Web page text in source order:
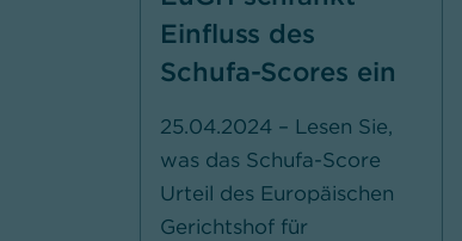
Einfluss des
Schufa-Scores ein
25.04.2024 – Lesen Sie,
was das Schufa-Score
Urteil des Europäischen
Gerichtshof für